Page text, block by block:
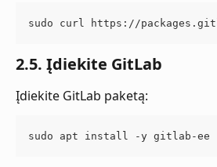
sudo curl https://
2.5. Įdiekite GitLab
Įdiekite GitLab paketą:
sudo apt install -y gitlab-ee